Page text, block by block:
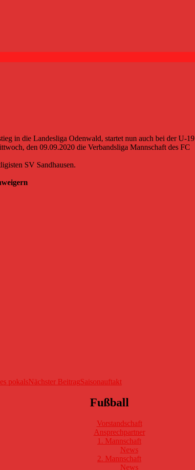
in die Landesliga Odenwald, startet nun auch bei der U-19
den 09.09.2020 die Verbandsliga Mannschaft des FC
SV Sandhausen.
pokalsNächster BeitragSaisonauftakt
Fußball
Vorstandschaft
Ansprechpartner
1. Mannschaft
News
2. Mannschaft
News